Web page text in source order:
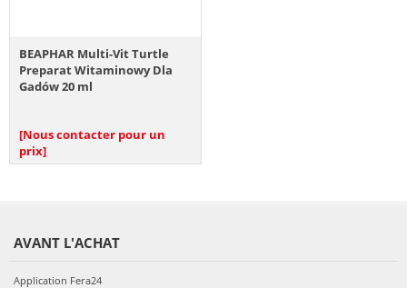
BEAPHAR Multi-Vit Turtle
Preparat Witaminowy Dla
Gadów 20 ml
[Nous contacter pour un
prix]
AVANT L'ACHAT
Application Fera24